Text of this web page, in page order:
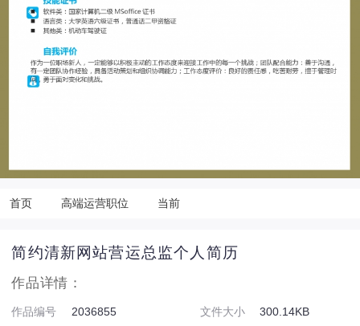
首页 高端运营职位 当前
简约清新网站营运总监个人简历
作品详情：
作品编号 2036855 文件大小
300.14KB